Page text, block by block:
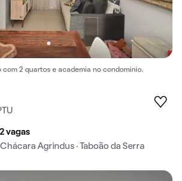
com 2 quartos e academia no condomínio.
vagas
Agrindus · Taboão da Serra